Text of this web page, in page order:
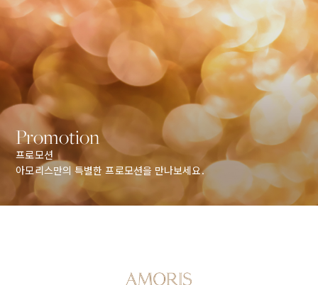
Promotion
프로모션
아모리스만의 특별한 프로모션을 만나보세요.